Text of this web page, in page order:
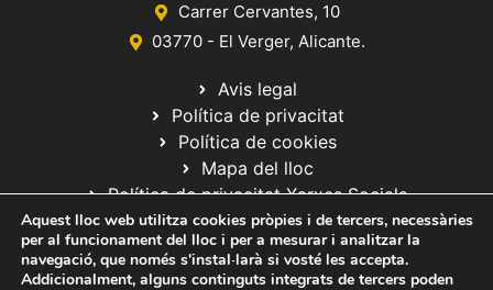
Carrer Cervantes, 10
03770 - El Verger, Alicante.
Avis legal
Política de privacitat
Política de cookies
Mapa del lloc
Política de privacitat Xarxes Socials
Aquest lloc web utilitza cookies pròpies i de tercers, necessàries
per al funcionament del lloc i per a mesurar i analitzar la
navegació, que només s'instal·larà si vosté les accepta.
Addicionalment, alguns continguts integrats de tercers poden